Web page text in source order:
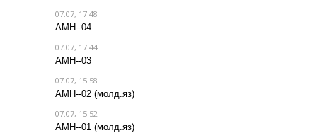
07.07, 17:48
АМН--04
07.07, 17:44
АМН--03
07.07, 15:58
АМН--02 (молд.яз)
07.07, 15:52
АМН--01 (молд.яз)